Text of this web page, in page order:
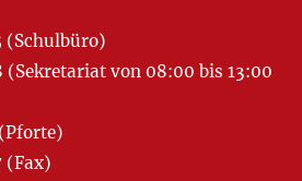
von 08:00 bis 13:00
(Fax)